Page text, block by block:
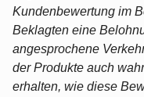
Kundenbewertung im
Beklagten eine
angesprochene
der Produkte auch
erhalten, wie diese